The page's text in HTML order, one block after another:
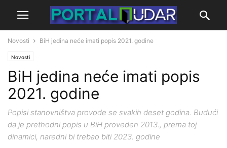
Novosti BiH jedina neće imati popis 2021. godine
Novosti
BiH jedina neće imati popis
2021. godine
Popisi stanovništva provode se svakih deset godina. Budući
da je prethodni popis u BiH proveden 2013., prema toj
dinamici, naredni bi trebao biti 2023. godine